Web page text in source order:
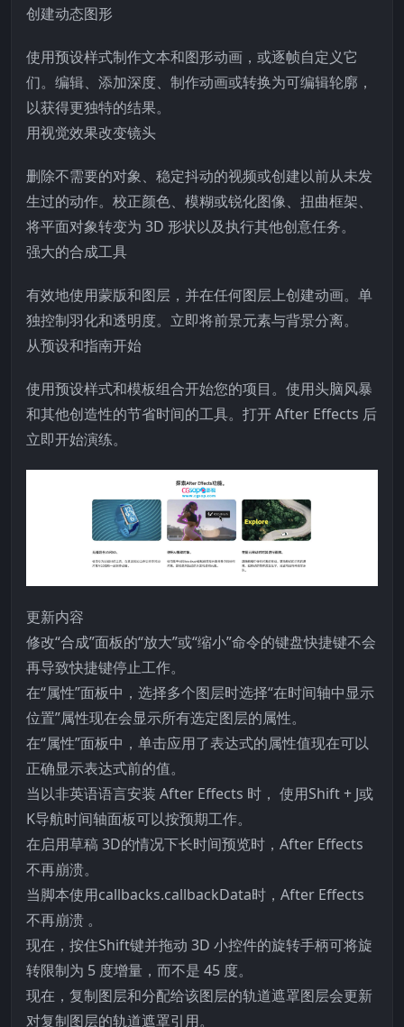
创建动态图形
使用预设样式制作文本和图形动画，或逐帧自定义它
们。编辑、添加深度、制作动画或转换为可编辑轮廓，
以获得更独特的结果。
用视觉效果改变镜头
删除不需要的对象、稳定抖动的视频或创建以前从未发
生过的动作。校正颜色、模糊或锐化图像、扭曲框架、
将平面对象转变为 3D 形状以及执行其他创意任务。
强大的合成工具
有效地使用蒙版和图层，并在任何图层上创建动画。单
独控制羽化和透明度。立即将前景元素与背景分离。
从预设和指南开始
使用预设样式和模板组合开始您的项目。使用头脑风暴
和其他创造性的节省时间的工具。打开 After Effects 后
立即开始演练。
更新内容
修改“合成”面板的“放大”或“缩小”命令的键盘快捷键不会
再导致快捷键停止工作。
在“属性”面板中，选择多个图层时选择“在时间轴中显示
位置”属性现在会显示所有选定图层的属性。
在“属性”面板中，单击应用了表达式的属性值现在可以
正确显示表达式前的值。
当以非英语语言安装 After Effects 时， 使用Shift + J或
K导航时间轴面板可以按预期工作。
在启用草稿 3D的情况下长时间预览时，After Effects
不再崩溃。
当脚本使用callbacks.callbackData时，After Effects
不再崩溃 。
现在，按住Shift键并拖动 3D 小控件的旋转手柄可将旋
转限制为 5 度增量，而不是 45 度。
现在，复制图层和分配给该图层的轨道遮罩图层会更新
对复制图层的轨道遮罩引用。